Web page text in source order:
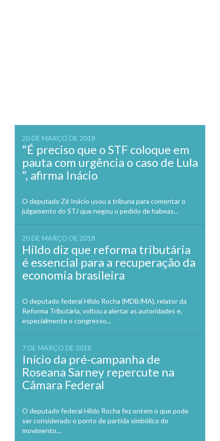
20 DE MARÇO DE 2018
“É preciso que o STF coloque em
pauta com urgência o caso de Lula
“, afirma Inácio
O deputado Zé Inácio usou a tribuna para comentar o
julgamento do STJ que negou o pedido de habeas...
20 DE MARÇO DE 2018
Hildo diz que reforma tributária
é essencial para a recuperação da
economia brasileira
O deputado federal Hildo Rocha (MDB/MA), relator da
Reforma Tributária, voltou a alertar as autoridades e,
especialmente o congresso...
7 DE MARÇO DE 2018
Início da pré-campanha de
Roseana Sarney repercute na
Câmara Federal
O deputado federal Hildo Rocha fez ontem o que pode
ser considerado o ponto de partida simbólico do
movimento...